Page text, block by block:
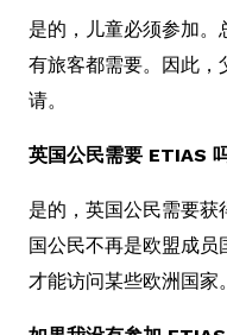
是的，儿童必须参加
有旅客都需要。因此，
请。
英国公民需要 ETIAS
是的，英国公民需要
国公民不再是欧盟成
才能访问某些欧洲国家。